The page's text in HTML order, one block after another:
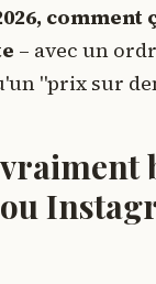
comment
– avec un
"prix sur